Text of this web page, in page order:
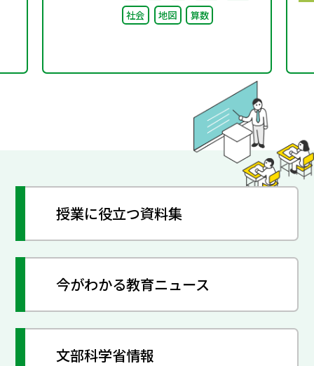
社会
地図 算数
授業に役立つ資料集
今がわかる教育ニュース
文部科学省情報